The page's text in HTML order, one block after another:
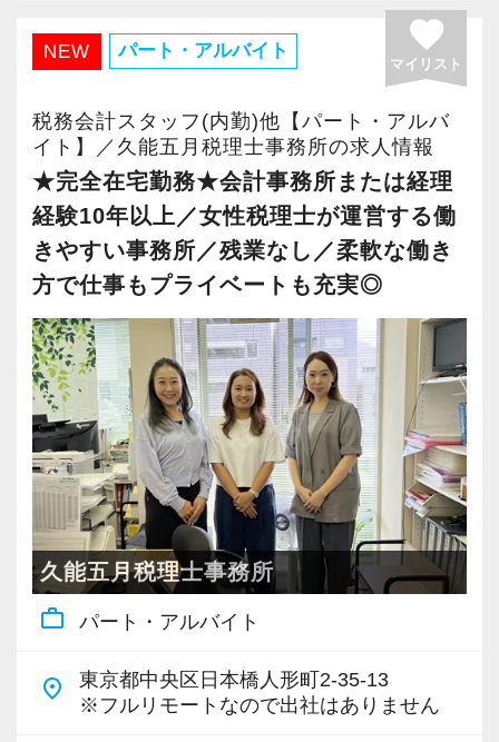
供する真の「税務プロフェッショナル」として
の道を私たちと一緒に歩んでみませんか？
【目指すは“大家族のような会社”明るく楽しく一
緒に働ける方を求めています】
「こんな明るい事務所ははじめて」と言われる
ほど、仲が良くて明るいのが当社の特徴です。
実践型インターンは成⻑性を重視していて、や
りがいを持てることとステップアップできるこ
とを第一に考えています。
将来会計事務所で活躍したい熱い想いのある
方、お待ちしています！
【実務型研修・教育制度充実！学生の間に、こ
れからの会計業界で生き残るために必要な専門
性を磨けます】
会計業界はいずれコンピューターやAIに取って
変わられる職業と言われています。
その中で生き残るためにできることはコンピュ
ーターやAIにはできないお客様とのコミュニケ
当社では、全員がお客様のことを一番に考え、
長く安心して働ける環境を用意してお待ちして
おりますので、当社で将来の不安なく働いてみ
【横浜の事務所はこんなオフィスです】
前例のない業務でも「まずはやってみよう」と
いう姿勢で業務に取り組んでいるスタッフが多
く活躍しています。
20～30代の意欲ある若手が多く、何かと話し声
例えば、
「○○さんの案件どうなってる？」
「▲▲社の税務調査について相談があって…」
「ちょっとやってみたいことが」
など、相談・雑談・声かけなど会話の種類を問
わず誰もが気軽にコミュニケーションを楽しめ
る雰囲気があります。
悩んでいるスタッフがいれば「何かあった
の？」と自ら声をかけて、一緒に問題解決に乗
私たちの組織の最大の資産であり価値の源泉は
一人ひとりが成長を続けることこそ、私たち自
身やクライアントのために一番重要であること
をみんなが理解しています。
これから組織がさらに成長していくために、
「困難はみんなで乗り越える」環境づくりにも
ますます取り組んでいくので、たとえ経験の浅
ご活躍いただけます。
◆チームで業務に取り組み、みんなで助け合
う社風です！
◆わからないことはすぐに聞けるメンバー間
の風通しの良さが自慢！
◆仕事やチームの課題にはみんなで解決に臨
みます！
私たち自身も設立から間もないベンチャー組織
です。
チャーを作ります。
NEW パート・アルバイト favorite
マイリスト
税務会計スタッフ(内勤)他【パート・アルバ
イト】／久能五月税理士事務所の求人情報
★完全在宅勤務★会計事務所または経理
経験10年以上／女性税理士が運営する働
きやすい事務所／残業なし／柔軟な働き
方で仕事もプライベートも充実◎
久能五月税理士事務所
work_outline パート・アルバイト
place
東京都中央区日本橋人形町2-35-13
※フルリモートなので出社はありません